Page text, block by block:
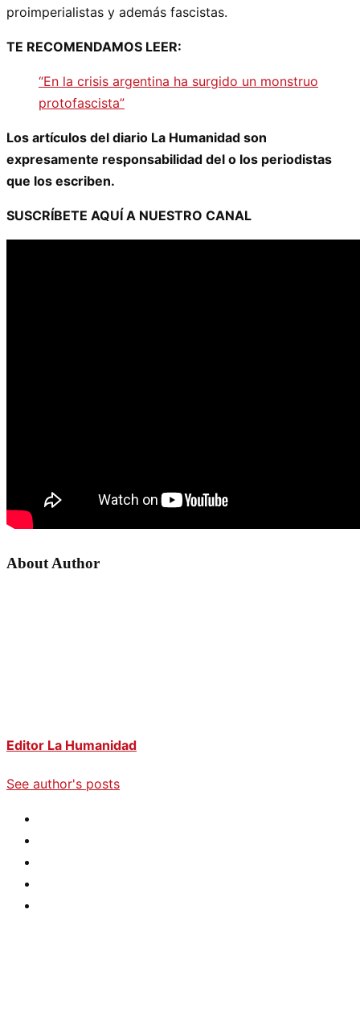
proimperialistas y además fascistas.
TE RECOMENDAMOS LEER:
“En la crisis argentina ha surgido un monstruo
protofascista”
Los artículos del diario La Humanidad son
expresamente responsabilidad del o los periodistas
que los escriben.
SUSCRÍBETE AQUÍ A NUESTRO CANAL
About Author
Editor La Humanidad
See author's posts